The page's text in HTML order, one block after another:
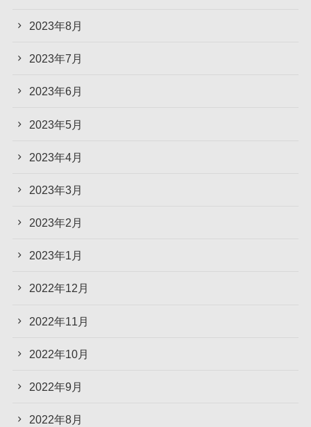
2023年8月
2023年7月
2023年6月
2023年5月
2023年4月
2023年3月
2023年2月
2023年1月
2022年12月
2022年11月
2022年10月
2022年9月
2022年8月